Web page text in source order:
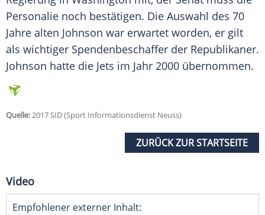
Personalie noch bestätigen. Die Auswahl des 70
Jahre alten Johnson war erwartet worden, er gilt
als wichtiger Spendenbeschaffer der Republikaner.
Johnson hatte die Jets im Jahr 2000 übernommen.
Quelle:2017 SID (Sport Informationsdienst Neuss)
ZURÜCK ZUR STARTSEITE
Video
Empfohlener externer Inhalt: